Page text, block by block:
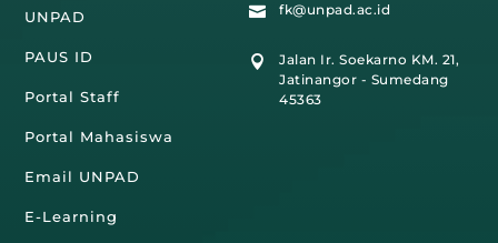
UNPAD
PAUS ID
Portal Staff
Portal Mahasiswa
Email UNPAD
E-Learning
 fk@unpad.ac.id

Jalan Ir. Soekarno KM. 21,
Jatinangor - Sumedang
45363